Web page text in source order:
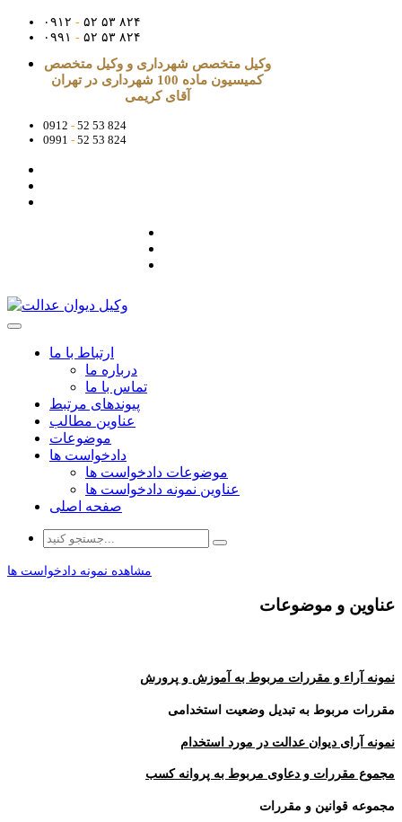
۰۹۱۲ - ۵۲ ۵۳ ۸۲۴
۰۹۹۱ - ۵۲ ۵۳ ۸۲۴
وکیل متخصص شهرداری و وکیل متخصص
کمیسیون ماده 100 شهرداری در تهران
آقای کریمی
0912 - 52 53 824
0991 - 52 53 824
ارتباط با ما
درباره ما
تماس با ما
پیوندهای مرتبط
عناوین مطالب
موضوعات
دادخواست ها
موضوعات دادخواست ها
عناوین نمونه دادخواست ها
صفحه اصلی
مشاهده نمونه دادخواست ها
عناوین و موضوعات
نمونه آراء و مقررات مربوط به آموزش و پرورش
مقررات مربوط به تبدیل وضعیت استخدامی
نمونه آرای دیوان عدالت در مورد استخدام
مجموع مقررات و دعاوی مربوط به پروانه کسب
مجموعه قوانین و مقررات